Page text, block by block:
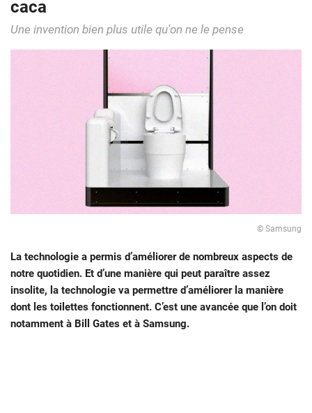
caca
Une invention bien plus utile qu'on ne le pense
© Samsung
La technologie a permis d’améliorer de nombreux aspects de
notre quotidien. Et d’une manière qui peut paraître assez
insolite, la technologie va permettre d’améliorer la manière
dont les toilettes fonctionnent. C’est une avancée que l’on doit
notamment à Bill Gates et à Samsung.